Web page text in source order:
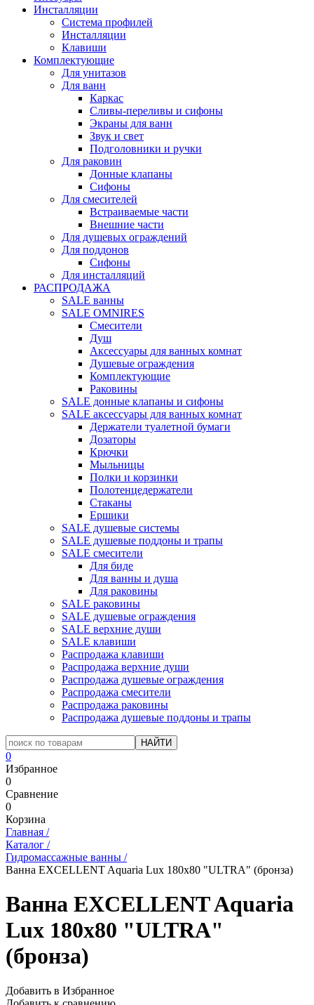
Инсталляции
Система профилей
Инсталляции
Клавиши
Комплектующие
Для унитазов
Для ванн
Каркас
Сливы-переливы и сифоны
Экраны для ванн
Звук и свет
Подголовники и ручки
Для раковин
Донные клапаны
Сифоны
Для смесителей
Встраиваемые части
Внешние части
Для душевых ограждений
Для поддонов
Сифоны
Для инсталляций
РАСПРОДАЖА
SALE ванны
SALE OMNIRES
Смесители
Душ
Аксессуары для ванных комнат
Душевые ограждения
Комплектующие
Раковины
SALE донные клапаны и сифоны
SALE аксессуары для ванных комнат
Держатели туалетной бумаги
Дозаторы
Крючки
Мыльницы
Полки и корзинки
Полотенцедержатели
Стаканы
Ершики
SALE душевые системы
SALE душевые поддоны и трапы
SALE смесители
Для биде
Для ванны и душа
Для раковины
SALE раковины
SALE душевые ограждения
SALE верхние души
SALE клавиши
Распродажа клавиши
Распродажа верхние души
Распродажа душевые ограждения
Распродажа смесители
Распродажа раковины
Распродажа душевые поддоны и трапы
0
Избранное
0
Сравнение
0
Корзина
Главная /
Каталог /
Гидромассажные ванны /
Ванна EXCELLENT Aquaria Lux 180x80 "ULTRA" (бронза)
Ванна EXCELLENT Aquaria
Lux 180x80 "ULTRA"
(бронза)
Добавить в Избранное